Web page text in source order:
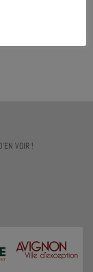
VOIR !